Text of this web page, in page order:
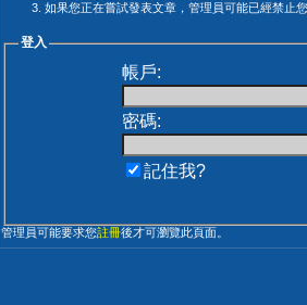
如果您正在嘗試發表文章，管理員可能已經禁止
登入
帳戶:
密碼:
記住我?
管理員可能要求您註冊後才可瀏覽此頁面。